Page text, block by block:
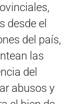
desde el
del país,
las
del
abusos y